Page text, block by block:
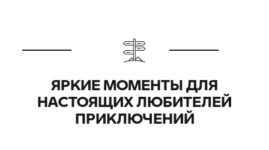
ЯРКИЕ МОМЕНТЫ ДЛЯ
НАСТОЯЩИХ ЛЮБИТЕЛЕЙ
ПРИКЛЮЧЕНИЙ